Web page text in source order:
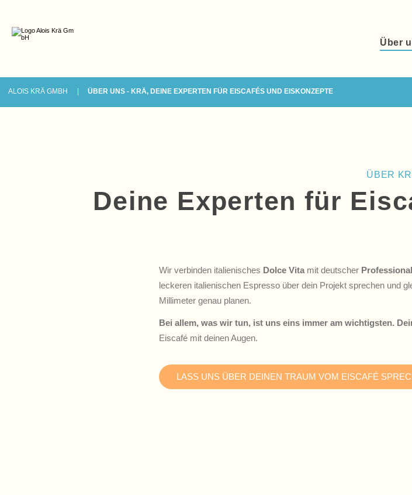
Über
ALOIS KRÄ GMBH ÜBER UNS - KRÄ, DEINE EXPERTEN FÜR EISCAFÉS UND EISKONZEPTE
ÜBER
Deine Experten für
Wir verbinden italienisches Dolce Vita mit deutscher
leckeren italienischen Espresso über dein Projekt sprechen und
Millimeter genau planen.
Bei allem, was wir tun, ist uns eins immer am wichtigsten.
Eiscafé mit deinen Augen.
LASS UNS ÜBER DEINEN TRAUM VOM EISCAFÉ